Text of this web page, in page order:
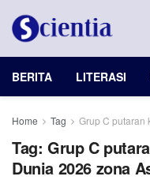
BERITA LITERASI
Home Tag Grup C putaran
Tag: Grup C
Dunia 2026 zona